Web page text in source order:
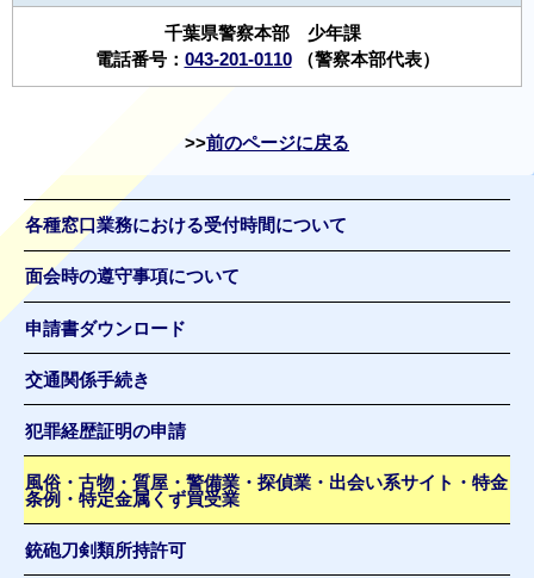
千葉県警察本部 少年課
電話番号： 043-201-0110（警察本部代表）
前のページに戻る
各種窓口業務における受付時間について
面会時の遵守事項について
申請書ダウンロード
交通関係手続き
犯罪経歴証明の申請
風俗・古物・質屋・警備業・探偵業・出会い系サイト・特金
条例・特定金属くず買受業
銃砲刀剣類所持許可